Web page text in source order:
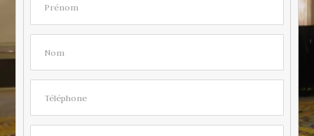
Prénom
Nom
Téléphone